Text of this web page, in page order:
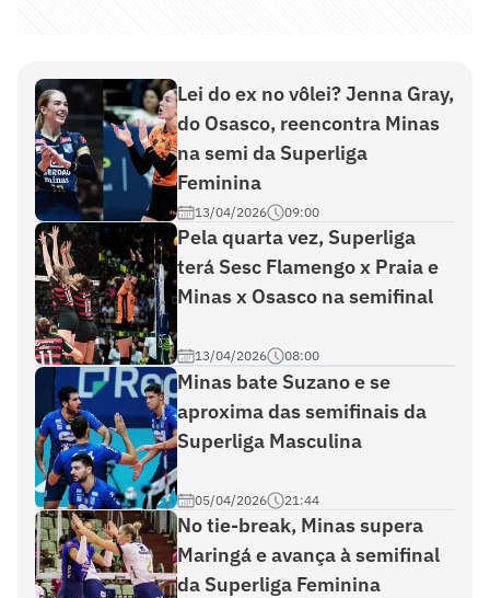
Lei do ex no vôlei? Jenna Gray,
do Osasco, reencontra Minas
na semi da Superliga
Feminina
13/04/2026 09:00
Pela quarta vez, Superliga
terá Sesc Flamengo x Praia e
Minas x Osasco na semifinal
13/04/2026 08:00
Minas bate Suzano e se
aproxima das semifinais da
Superliga Masculina
05/04/2026 21:44
No tie-break, Minas supera
Maringá e avança à semifinal
da Superliga Feminina